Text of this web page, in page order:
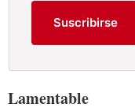
Suscribirse
Lamentable